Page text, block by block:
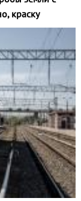
краску